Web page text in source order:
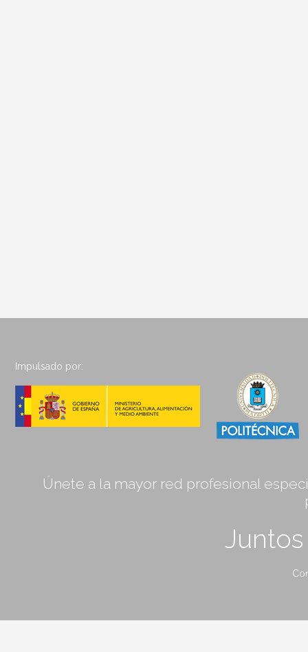
Impulsado por:
Únete a la mayor red profesional